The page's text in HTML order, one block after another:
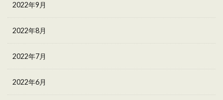
2022年9月
2022年8月
2022年7月
2022年6月